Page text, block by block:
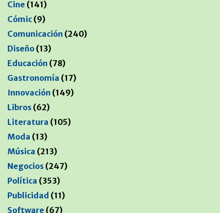
Cine (141)
Cómic (9)
Comunicación (240)
Diseño (13)
Educación (78)
Gastronomía (17)
Innovación (149)
Libros (62)
Literatura (105)
Moda (13)
Música (213)
Negocios (247)
Política (353)
Publicidad (11)
Software (67)